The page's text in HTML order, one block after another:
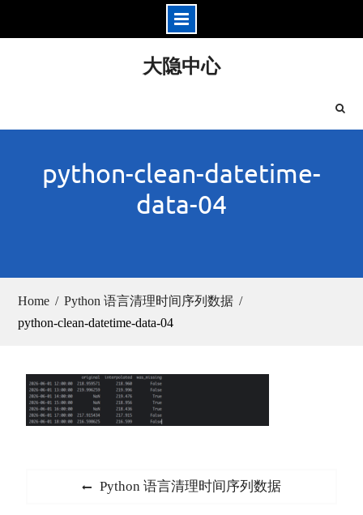
大隐中心
python-clean-datetime-
data-04
Home
Python 语言清理时间序列数据
python-clean-datetime-data-04
Previous
Python 语言清理时间序列数据